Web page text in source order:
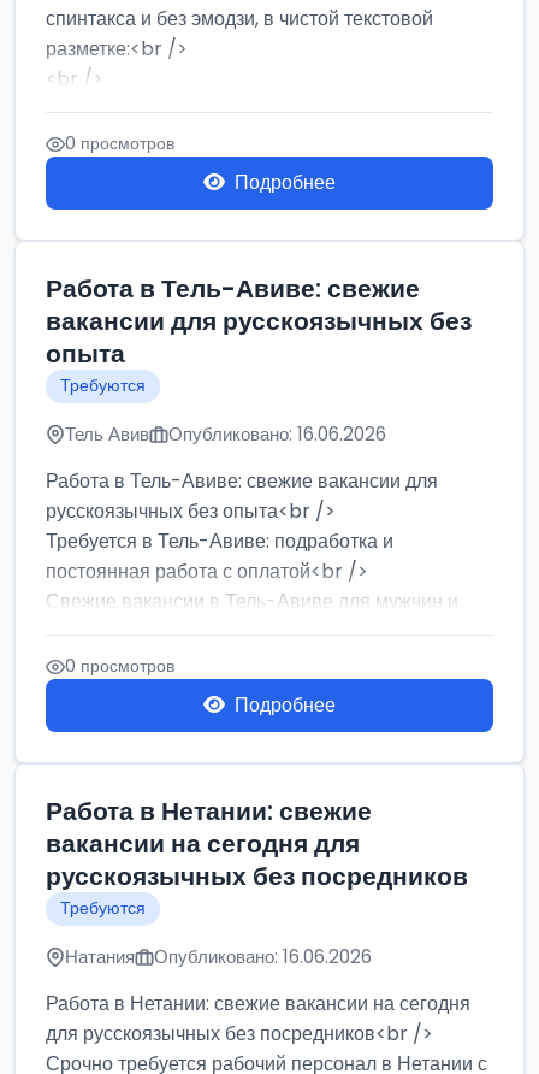
спинтакса и без эмодзи, в чистой текстовой
разметке:<br />
<br />
Работа в Нетании на мебельном производстве:
требу...
0 просмотров
Подробнее
Работа в Тель-Авиве: свежие
вакансии для русскоязычных без
опыта
Требуются
Тель Авив Опубликовано: 16.06.2026
Работа в Тель-Авиве: свежие вакансии для
русскоязычных без опыта<br />
Требуется в Тель-Авиве: подработка и
постоянная работа с оплатой<br />
Свежие вакансии в Тель-Авиве для мужчин и
женщин от хозя...
0 просмотров
Подробнее
Работа в Нетании: свежие
вакансии на сегодня для
русскоязычных без посредников
Требуются
Натания Опубликовано: 16.06.2026
Работа в Нетании: свежие вакансии на сегодня
для русскоязычных без посредников<br />
Срочно требуется рабочий персонал в Нетании с